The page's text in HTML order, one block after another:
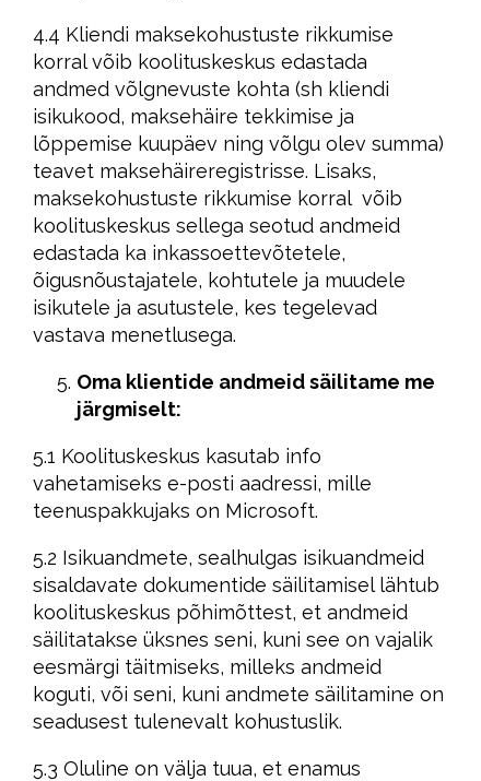
4.4 Kliendi maksekohustuste rikkumise
korral võib koolituskeskus edastada
andmed võlgnevuste kohta (sh kliendi
isikukood, maksehäire tekkimise ja
lõppemise kuupäev ning võlgu olev summa)
teavet maksehäireregistrisse. Lisaks,
maksekohustuste rikkumise korral võib
koolituskeskus sellega seotud andmeid
edastada ka inkassoettevõtetele,
õigusnõustajatele, kohtutele ja muudele
isikutele ja asutustele, kes tegelevad
vastava menetlusega.
Oma klientide andmeid säilitame me
järgmiselt:
5.1 Koolituskeskus kasutab info
vahetamiseks e-posti aadressi, mille
teenuspakkujaks on Microsoft.
5.2 Isikuandmete, sealhulgas isikuandmeid
sisaldavate dokumentide säilitamisel lähtub
koolituskeskus põhimõttest, et andmeid
säilitatakse üksnes seni, kuni see on vajalik
eesmärgi täitmiseks, milleks andmeid
koguti, või seni, kuni andmete säilitamine on
seadusest tulenevalt kohustuslik.
5.3 Oluline on välja tuua, et enamus